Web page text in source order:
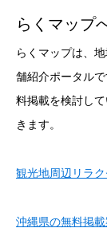
らくマップ
らくマップは、
舗紹介ポータル
料掲載を検討し
きます。
観光地周辺リラ
沖縄県の無料掲